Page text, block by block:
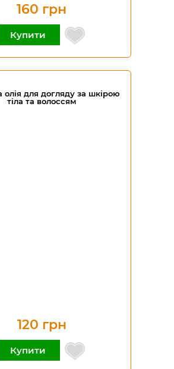
160 грн
Купити
олія для догляду за шкірою
тіла та волоссям
120 грн
Купити